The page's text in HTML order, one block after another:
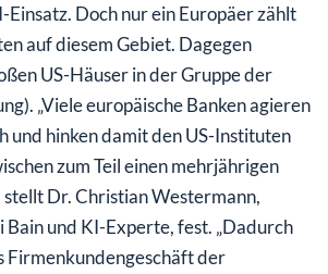
Doch nur ein Europäer zählt
auf diesem Gebiet. Dagegen
US-Häuser in der Gruppe der
„Viele europäische Banken agieren
und hinken damit den US-Instituten
zum Teil einen mehrjährigen
stellt Dr. Christian Westermann,
und KI-Experte, fest. „Dadurch
Firmenkundengeschäft der